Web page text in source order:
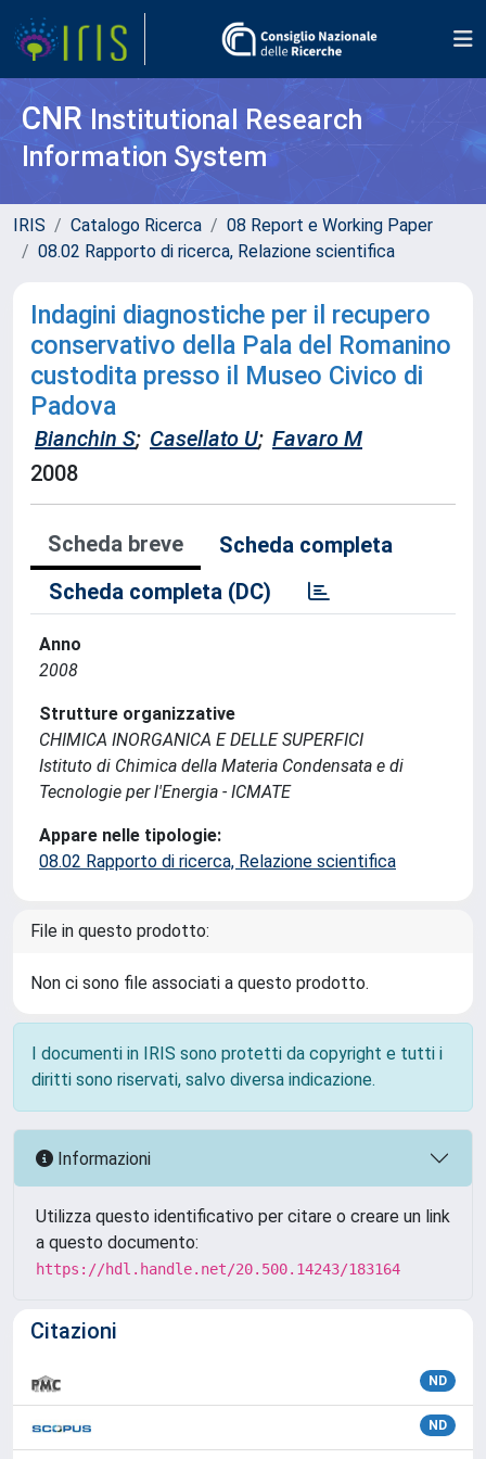
CNR Institutional Research
Information System
IRIS Catalogo Ricerca
08 Report e Working Paper
08.02 Rapporto di ricerca, Relazione scientifica
Indagini diagnostiche per il recupero
conservativo della Pala del Romanino
custodita presso il Museo Civico di
Padova
Bianchin S; Casellato U; Favaro M
2008
Scheda breve
Scheda completa
Scheda completa (DC)
Anno
2008
Strutture organizzative
CHIMICA INORGANICA E DELLE SUPERFICI
Istituto di Chimica della Materia Condensata e di
Tecnologie per l'Energia - ICMATE
Appare nelle tipologie:
08.02 Rapporto di ricerca, Relazione scientifica
File in questo prodotto:
Non ci sono file associati a questo prodotto.
I documenti in IRIS sono protetti da copyright e tutti i
diritti sono riservati, salvo diversa indicazione.
Informazioni
Utilizza questo identificativo per citare o creare un link
a questo documento:
https://hdl.handle.net/20.500.14243/183164
Citazioni
ND
ND